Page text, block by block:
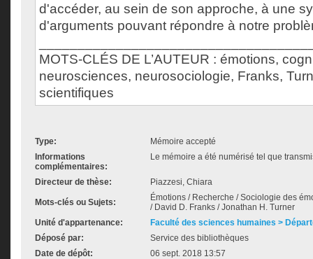
d'accéder, au sein de son approche, à une
d'arguments pouvant répondre à notre
MOTS-CLÉS DE L’AUTEUR : émotions,
neurosciences, neurosociologie, Franks,
scientifiques
Type:
Mémoire accepté
Informations
complémentaires:
Le mémoire a été numérisé tel que
Directeur de thèse: Piazzesi, Chiara
Mots-clés ou Sujets:
Émotions / Recherche / Sociologie des
/ David D. Franks / Jonathan H. Turner
Unité d'appartenance:
Faculté des sciences humaines >
Déposé par:
Service des bibliothèques
Date de dépôt:
06 sept. 2018 13:57